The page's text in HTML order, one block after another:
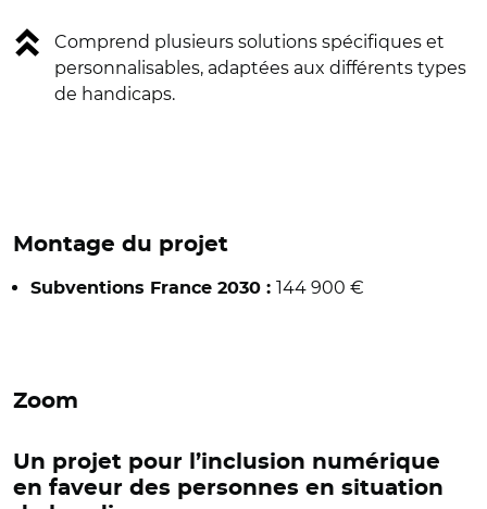
Comprend plusieurs solutions spécifiques et
personnalisables, adaptées aux différents types
de handicaps.
Montage du projet
Subventions France 2030 : 144 900 €
Zoom
Un projet pour l’inclusion numérique
en faveur des personnes en situation